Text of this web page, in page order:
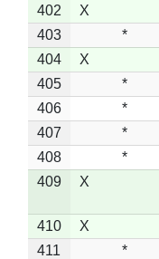
402
X
403
*
404
X
405
*
406
*
407
*
408
*
409
X
410 X
411
*